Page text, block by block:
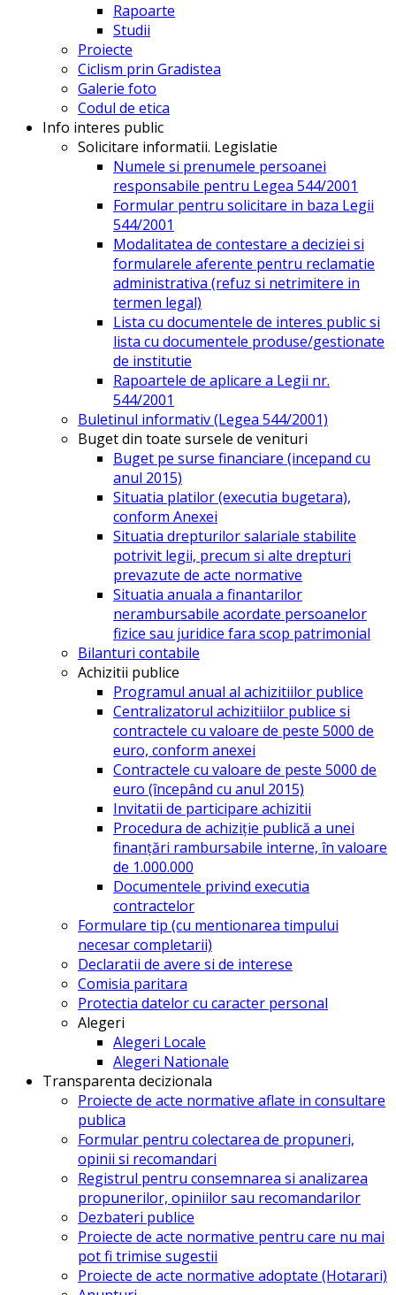
Rapoarte
Studii
Proiecte
Ciclism prin Gradistea
Galerie foto
Codul de etica
Info interes public
Solicitare informatii. Legislatie
Numele si prenumele persoanei
responsabile pentru Legea 544/2001
Formular pentru solicitare in baza Legii
544/2001
Modalitatea de contestare a deciziei si
formularele aferente pentru reclamatie
administrativa (refuz si netrimitere in
termen legal)
Lista cu documentele de interes public si
lista cu documentele produse/gestionate
de institutie
Rapoartele de aplicare a Legii nr.
544/2001
Buletinul informativ (Legea 544/2001)
Buget din toate sursele de venituri
Buget pe surse financiare (incepand cu
anul 2015)
Situatia platilor (executia bugetara),
conform Anexei
Situatia drepturilor salariale stabilite
potrivit legii, precum si alte drepturi
prevazute de acte normative
Situatia anuala a finantarilor
nerambursabile acordate persoanelor
fizice sau juridice fara scop patrimonial
Bilanturi contabile
Achizitii publice
Programul anual al achizitiilor publice
Centralizatorul achizitiilor publice si
contractele cu valoare de peste 5000 de
euro, conform anexei
Contractele cu valoare de peste 5000 de
euro (începând cu anul 2015)
Invitatii de participare achizitii
Procedura de achiziție publică a unei
finanțări rambursabile interne, în valoare
de 1.000.000
Documentele privind executia
contractelor
Formulare tip (cu mentionarea timpului
necesar completarii)
Declaratii de avere si de interese
Comisia paritara
Protectia datelor cu caracter personal
Alegeri
Alegeri Locale
Alegeri Nationale
Transparenta decizionala
Proiecte de acte normative aflate in consultare
publica
Formular pentru colectarea de propuneri,
opinii si recomandari
Registrul pentru consemnarea si analizarea
propunerilor, opiniilor sau recomandarilor
Dezbateri publice
Proiecte de acte normative pentru care nu mai
pot fi trimise sugestii
Proiecte de acte normative adoptate (Hotarari)